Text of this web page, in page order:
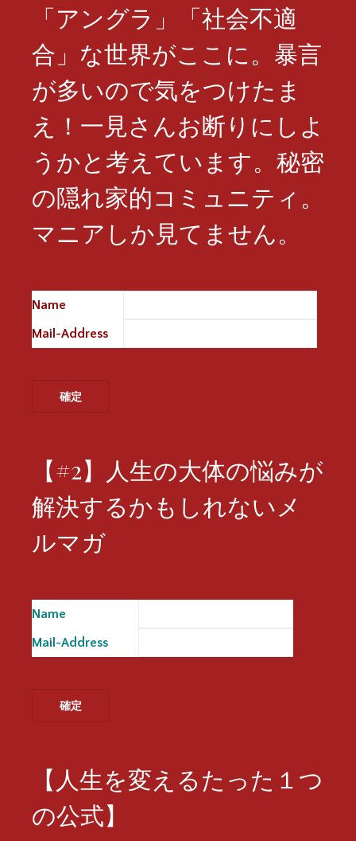
「アングラ」「社会不適
合」な世界がここに。暴言
が多いので気をつけたま
え！一見さんお断りにしよ
うかと考えています。秘密
の隠れ家的コミュニティ。
マニアしか見てません。
Name
Mail-Address
【#2】人生の大体の悩みが
解決するかもしれないメ
ルマガ
Name
Mail-Address
【人生を変えるたった１つ
の公式】